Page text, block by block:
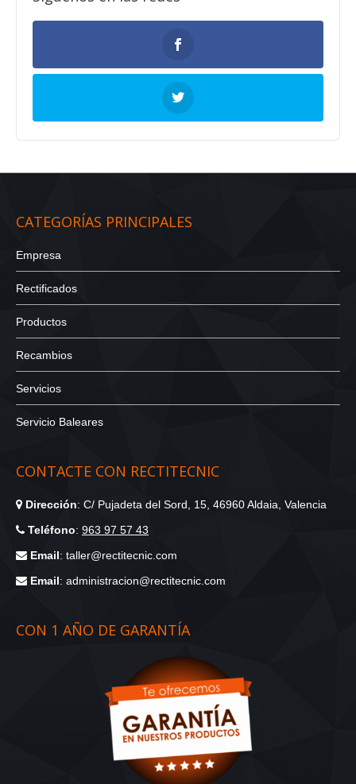
CATEGORÍAS PRINCIPALES
Empresa
Rectificados
Productos
Recambios
Servicios
Servicio Baleares
CONTACTE CON RECTITECNIC
Dirección: C/ Pujadeta del Sord, 15, 46960 Aldaia, Valencia
Teléfono: 963 97 57 43
Email: taller@rectitecnic.com
Email: administracion@rectitecnic.com
CON 1 AÑO DE GARANTÍA